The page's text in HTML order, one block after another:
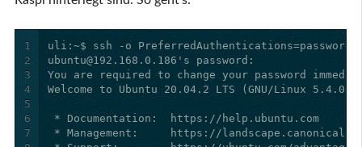
1
2
3
4
5
6
7